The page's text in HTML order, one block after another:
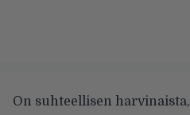
On suhteellisen